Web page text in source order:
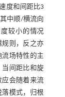
度和间距比3
中顺/横流向
较小的情况
规则，反之亦
场特性的主
间距比和旋
会随着来流
模式，归根